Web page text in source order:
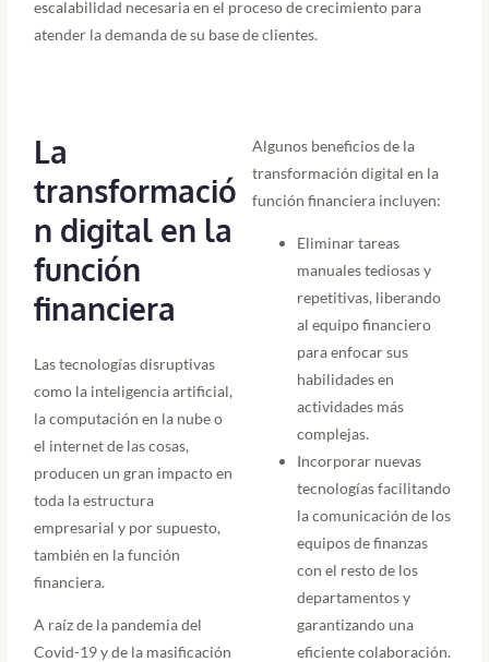
escalabilidad necesaria en el proceso de crecimiento para
atender la demanda de su base de clientes.
La
transformació
n digital en la
función
financiera
Las tecnologías disruptivas
como la inteligencia artificial,
la computación en la nube o
el internet de las cosas,
producen un gran impacto en
toda la estructura
empresarial y por supuesto,
también en la función
financiera.
A raíz de la pandemia del
Covid-19 y de la masificación
Algunos beneficios de la
transformación digital en la
función financiera incluyen:
Eliminar tareas
manuales tediosas y
repetitivas, liberando
al equipo financiero
para enfocar sus
habilidades en
actividades más
complejas.
Incorporar nuevas
tecnologías facilitando
la comunicación de los
equipos de finanzas
con el resto de los
departamentos y
garantizando una
eficiente colaboración.